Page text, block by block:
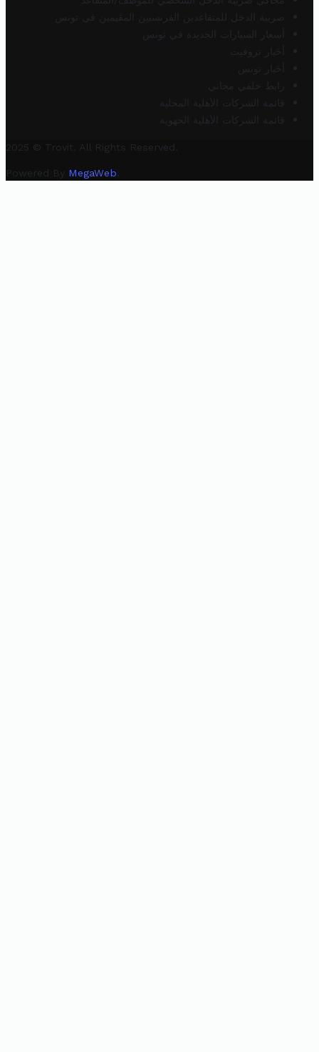
ضريبة الدخل للمتقاعدين الفرنسيين المقيمين في تونس
أسعار السيارات الجديدة في تونس
أخبار تروفيت
أخبار تونس
رابط خلفي مجاني
قائمة الشركات الأهلية المحلية
قائمة الشركات الأهلية الجهوية
2025 © Trovit. All Rights Reserved.
Powered By MegaWeb